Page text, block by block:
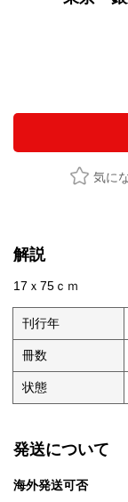
気に
解説
17ｘ75ｃｍ
刊行年
冊数
状態
発送について
海外発送可否